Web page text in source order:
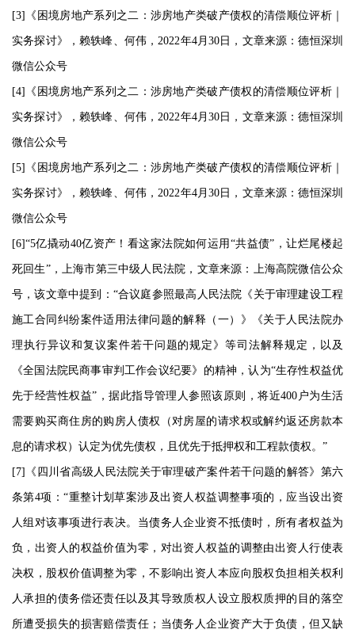
[3]《困境房地产系列之二：涉房地产类破产债权的清偿顺位评析｜
实务探讨》，赖轶峰、何伟，2022年4月30日，文章来源：德恒深圳
微信公众号
[4]《困境房地产系列之二：涉房地产类破产债权的清偿顺位评析｜
实务探讨》，赖轶峰、何伟，2022年4月30日，文章来源：德恒深圳
微信公众号
[5]《困境房地产系列之二：涉房地产类破产债权的清偿顺位评析｜
实务探讨》，赖轶峰、何伟，2022年4月30日，文章来源：德恒深圳
微信公众号
[6]“5亿撬动40亿资产！看这家法院如何运用“共益债”，让烂尾楼起
死回生”，上海市第三中级人民法院，文章来源：上海高院微信公众
号，该文章中提到：“合议庭参照最高人民法院《关于审理建设工程
施工合同纠纷案件适用法律问题的解释（一）》《关于人民法院办
理执行异议和复议案件若干问题的规定》等司法解释规定，以及
《全国法院民商事审判工作会议纪要》的精神，认为“生存性权益优
先于经营性权益”，据此指导管理人参照该原则，将近400户为生活
需要购买商住房的购房人债权（对房屋的请求权或解约返还房款本
息的请求权）认定为优先债权，且优先于抵押权和工程款债权。”
[7]《四川省高级人民法院关于审理破产案件若干问题的解答》第六
条第4项：“重整计划草案涉及出资人权益调整事项的，应当设出资
人组对该事项进行表决。当债务人企业资不抵债时，所有者权益为
负，出资人的权益价值为零，对出资人权益的调整由出资人行使表
决权，股权价值调整为零，不影响出资人本应向股权负担相关权利
人承担的债务偿还责任以及其导致质权人设立股权质押的目的落空
所遭受损失的损害赔偿责任；当债务人企业资产大于负债，但又缺